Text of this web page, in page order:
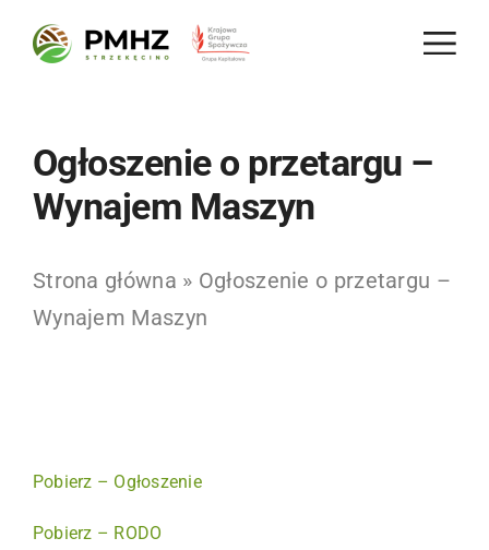
Ogłoszenie o przetargu –
Wynajem Maszyn
Strona główna » Ogłoszenie o przetargu –
Wynajem Maszyn
Pobierz – Ogłoszenie
Pobierz – RODO